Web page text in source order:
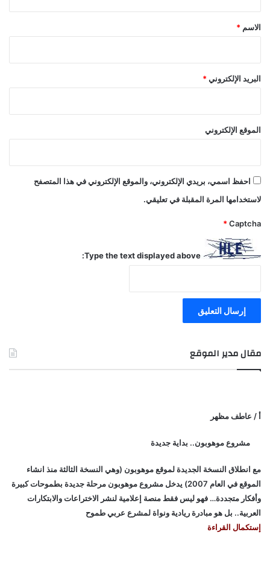
*
الاسم *
البريد الإلكتروني *
الموقع الإلكتروني
احفظ اسمي، بريدي الإلكتروني، والموقع الإلكتروني في هذا المتصفح
لاستخدامها المرة المقبلة في تعليقي.
Captcha
*
Type the text displayed above:
مقال مدير الموقع
أ / عاطف مظهر
مشروع موهوبون.. بداية جديدة
مع انطلاق النسخة الجديدة لموقع موهوبون (وهي النسخة الثالثة منذ انشاء
الموقع في العام 2007) يدخل مشروع موهوبون مرحلة جديدة بطموحات كبيرة
وأفكار متجددة… فهو ليس فقط منصة إعلامية لنشر الاختراعات والابتكارات
العربية.. بل هو مبادرة ريادية ونواة لمشرع عربي طموح
إستكمال القراءة